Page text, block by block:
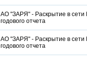
АО "ЗАРЯ" - Раскрытие в сети
годового отчета
АО "ЗАРЯ" - Раскрытие в сети
годового отчета